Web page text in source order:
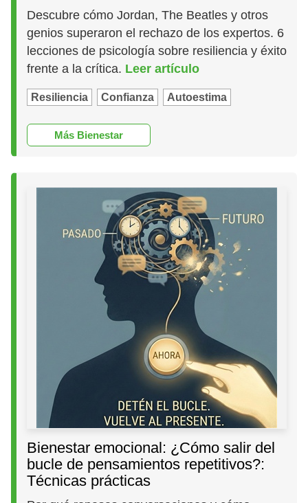
Descubre cómo Jordan, The Beatles y otros
genios superaron el rechazo de los expertos. 6
lecciones de psicología sobre resiliencia y éxito
frente a la crítica. Leer artículo
Resiliencia Confianza Autoestima
Más Bienestar
Bienestar emocional: ¿Cómo salir del
bucle de pensamientos repetitivos?:
Técnicas prácticas